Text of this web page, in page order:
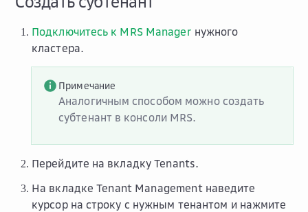
Подключитесь к MRS Manager нужного
кластера.
Примечание
Аналогичным способом можно создать
субтенант в консоли MRS.
Перейдите на вкладкуTenants.
На вкладкеTenant Managementнаведите
курсор на строку с нужным тенантом и нажмите